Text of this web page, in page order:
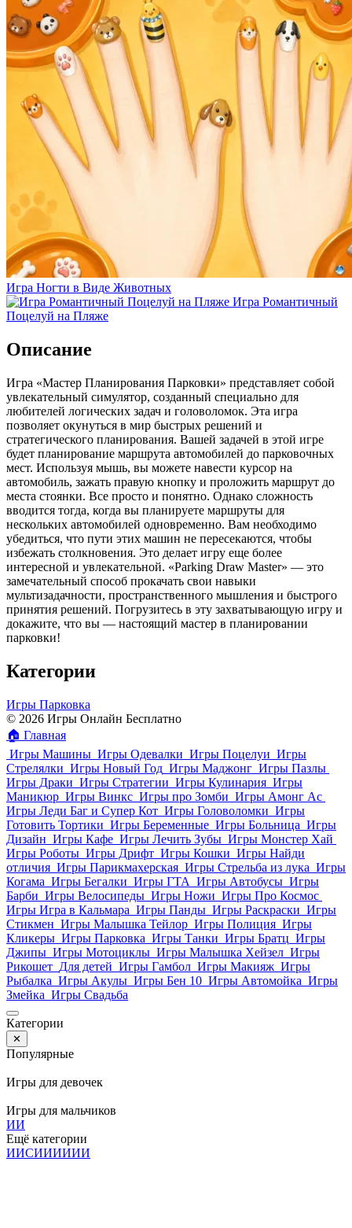
Игра Ногти в Виде Животных
Игра Романтичный
Поцелуй на Пляже
Описание
Игра «Мастер Планирования Парковки» представляет собой
увлекательный симулятор, созданный специально для
любителей логических задач и головоломок. Эта игра
позволяет окунуться в мир быстрых решений и
стратегического планирования. Вашей задачей в этой игре
будет планирование маршрута автомобилей до парковочных
мест. Используя мышь, вы можете навести курсор на
автомобиль, зажать правую кнопку и проложить маршрут до
места стоянки. Все просто и понятно. Однако сложность
вводится тогда, когда вы планируете маршруты для
нескольких автомобилей одновременно. Вам необходимо
убедиться, что пути этих машин не пересекаются, чтобы
избежать столкновения. Это делает игру еще более
интересной и увлекательной. «Parking Draw Master» — это
замечательный способ прокачать свои навыки
мультизадачности, пространственного мышления и быстрого
принятия решений. Погрузитесь в эту захватывающую игру и
докажите, что вы — настоящий мастер в планировании
парковки!
Категории
Игры Парковка
© 2026 Игры Онлайн Бесплатно
🏠 Главная
Игры Машины Игры Одевалки Игры Поцелуи Игры
Стрелялки Игры Новый Год Игры Маджонг Игры Пазлы
Игры Драки Игры Стратегии Игры Кулинария Игры
Маникюр Игры Винкс Игры про Зомби Игры Амонг Ас
Игры Леди Баг и Супер Кот Игры Головоломки Игры
Готовить Тортики Игры Беременные Игры Больница Игры
Дизайн Игры Кафе Игры Лечить Зубы Игры Монстер Хай
Игры Роботы Игры Дрифт Игры Кошки Игры Найди
отличия Игры Парикмахерская Игры Стрельба из лука Игры
Когама Игры Бегалки Игры ГТА Игры Автобусы Игры
Барби Игры Велосипеды Игры Ножи Игры Про Космос
Игры Игра в Кальмара Игры Панды Игры Раскраски Игры
Стикмен Игры Малышка Тейлор Игры Полиция Игры
Кликеры Игры Парковка Игры Танки Игры Братц Игры
Джипы Игры Мотоциклы Игры Малышка Хейзел Игры
Рикошет Для детей Игры Гамбол Игры Макияж Игры
Рыбалка Игры Акулы Игры Бен 10 Игры Автомойка Игры
Змейка Игры Свадьба
Категории
✕
Популярные
Игры для девочек
Игры для мальчиков
ИИ
Ещё категории
ИИСИИИИИИ